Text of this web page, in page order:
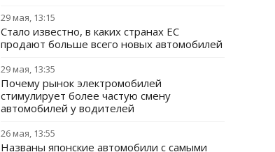
29 мая, 13:15
Стало известно, в каких странах ЕС
продают больше всего новых автомобилей
29 мая, 13:35
Почему рынок электромобилей
стимулирует более частую смену
автомобилей у водителей
26 мая, 13:55
Названы японские автомобили с самыми